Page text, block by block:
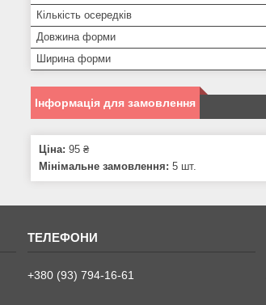
Кількість осередків
Довжина форми
Ширина форми
Інформація для замовлення
Ціна: 95 ₴
Мінімальне замовлення: 5 шт.
+380 (93) 794-16-61